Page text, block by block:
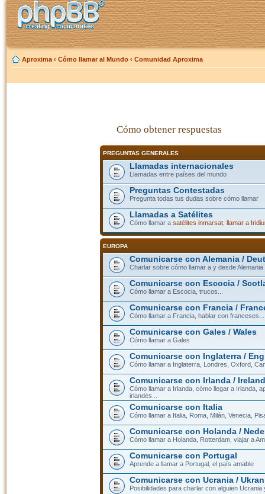
Aproxima ‹ Cómo llamar al Mundo ‹ Comunidad Aproxima
Cómo obtener respuestas
PREGUNTAS GENERALES
Llamadas internacionales
Llamadas entre países del mundo
Preguntas Contestadas
Pregunta todas tus dudas sobre cómo llamar
Llamadas a Satélites
Cómo llamar a satélites inmarsat, llamar a
EUROPA
Comunicarse con Alemania /
Charlar sobre cómo llamar a y desde Alemania
Comunicarse con Escocia /
Cómo llamar a Escocia, trucos...
Comunicarse con Francia /
Cómo llamar a Francia, hablar con franceses...
Comunicarse con Gales / Wales
Cómo llamar a Gales
Comunicarse con Inglaterra /
Cómo llamar a Inglaterra, Londres, Oxford,
Comunicarse con Irlanda / Ireland
Cómo llamar a Irlanda, cómo llegar a Irlanda,
irlandés...
Comunicarse con Italia
Cómo llamar a Italia, Roma, Milán, Venecia,
Comunicarse con Holanda /
Cómo llamar a Holanda, Rotterdam, viajar a
Comunicarse con Portugal
Aprende a llamar a Portugal, el país amable
Comunicarse con Ucrania /
Posibilidades para charlar con alguien Ucrania